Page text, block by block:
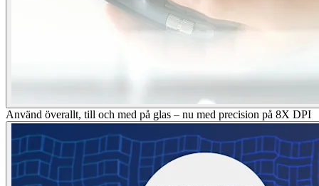
Använd överallt, till och med på glas – nu med precision på 8X DPI